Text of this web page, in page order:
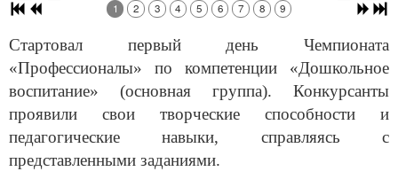
1 2 3 4 5 6 7 8 9
Стартовал первый день Чемпионата
«Профессионалы» по компетенции «Дошкольное
воспитание» (основная группа). Конкурсанты
проявили свои творческие способности и
педагогические навыки, справляясь с
представленными заданиями.